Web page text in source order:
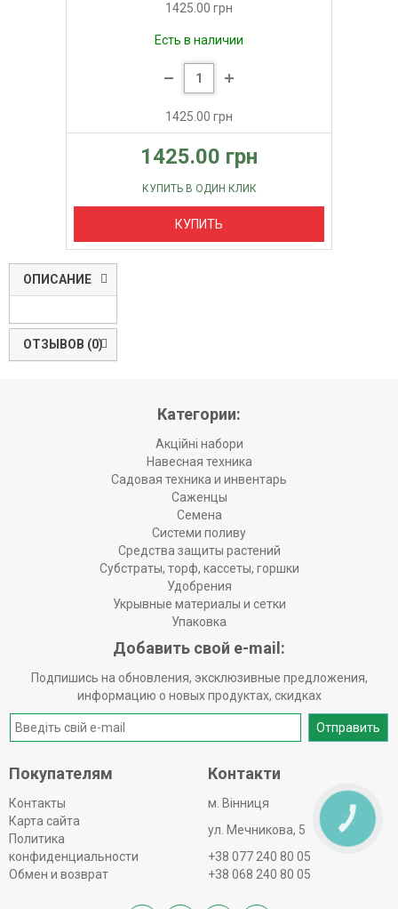
1425.00 грн
Есть в наличии
1425.00 грн
1425.00 грн
КУПИТЬ В ОДИН КЛИК
КУПИТЬ
ОПИСАНИЕ
ОТЗЫВОВ (0)
Категории:
Акційні набори
Навесная техника
Садовая техника и инвентарь
Саженцы
Семена
Системи поливу
Средства защиты растений
Субстраты, торф, кассеты, горшки
Удобрения
Укрывные материалы и сетки
Упаковка
Добавить свой e-mail:
Подпишись на обновления, эксклюзивные предложения,
информацию о новых продуктах, скидках
Отправить
Покупателям
Контакты
Карта сайта
Политика
конфиденциальности
Обмен и возврат
Контакти
м. Вінниця
ул. Мечникова, 5
+38 077 240 80 05
+38 068 240 80 05
КНОПКА
ЗВ'ЯЗКУ